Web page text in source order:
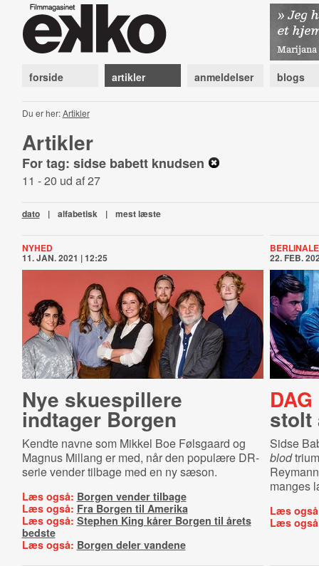
forside artikler anmeldelser blogs
Du er her:Artikler
Artikler
For tag: sidse babett knudsen
11 - 20 ud af 27
dato | alfabetisk | mest læste
NYHED
11. JAN. 2021 | 12:25
Nye skuespillere
indtager Borgen
Kendte navne som Mikkel Boe Følsgaard og
Magnus Millang er med, når den populære DR-
serie vender tilbage med en ny sæson.
Læs også: Borgen vender tilbage
Læs også: Fra Borgen til Amerika
Læs også: Stephen King kårer Borgen til årets
bedste
Læs også: Borgen deler vandene
22. FEB.
stolt
Sidse
blod
manges
Læs
Læs